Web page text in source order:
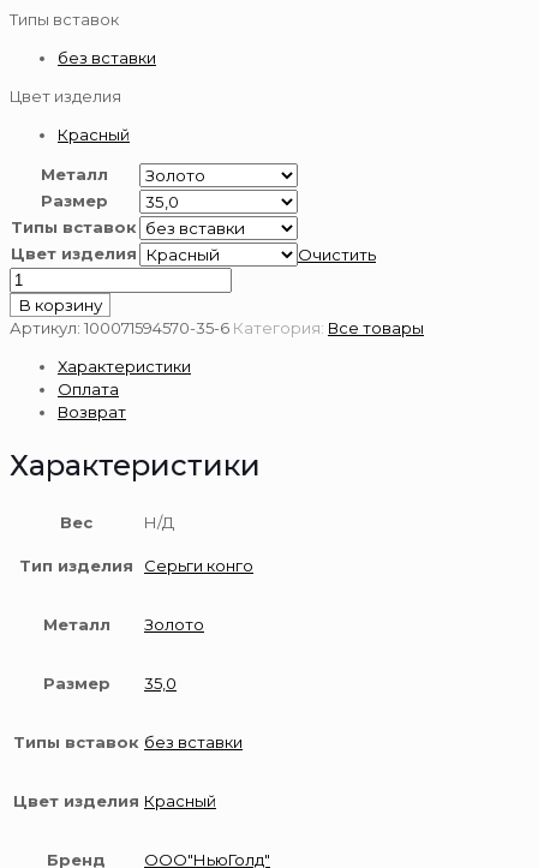
Типы вставок
без вставки
Цвет изделия
Красный
Металл
Размер
Типы вставок
Цвет изделия
Очистить
Количество
товара
Серьги
золота
пробы
В корзину
Артикул: 100071594570-35-6 Категория: Все товары
Характеристики
Оплата
Возврат
Характеристики
Вес Н/Д
Тип изделия Серьги конго
Металл Золото
Размер 35,0
Типы вставок без вставки
Цвет изделия Красный
Бренд ООО"НьюГолд"